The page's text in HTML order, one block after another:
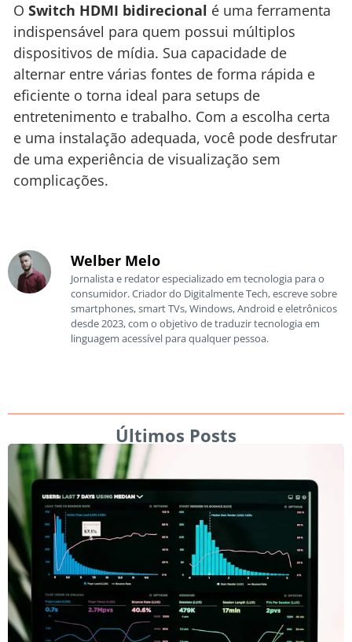
O Switch HDMI bidirecional é uma ferramenta
indispensável para quem possui múltiplos
dispositivos de mídia. Sua capacidade de
alternar entre várias fontes de forma rápida e
eficiente o torna ideal para setups de
entretenimento e trabalho. Com a escolha certa
e uma instalação adequada, você pode desfrutar
de uma experiência de visualização sem
complicações.
Welber Melo
Jornalista e redator especializado em tecnologia para o
consumidor. Criador do Digitalmente Tech, escreve sobre
smartphones, smart TVs, Windows, Android e eletrônicos
desde 2023, com o objetivo de traduzir tecnologia em
linguagem acessível para qualquer pessoa.
Últimos Posts